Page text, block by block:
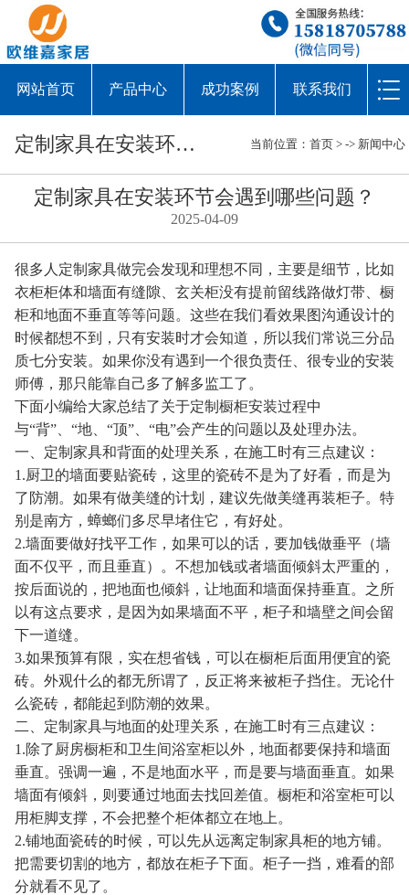
网站首页 产品中心 成功案例 联系我们
定制家具在安装环节会遇到哪些问题？ 当前位置： 首页 > -> 新闻中心
定制家具在安装环节会遇到哪些问题？
2025-04-09
很多人定制家具做完会发现和理想不同，主要是细节，比如
衣柜柜体和墙面有缝隙、玄关柜没有提前留线路做灯带、橱
柜和地面不垂直等等问题。这些在我们看效果图沟通设计的
时候都想不到，只有安装时才会知道，所以我们常说三分品
质七分安装。如果你没有遇到一个很负责任、很专业的安装
师傅，那只能靠自己多了解多监工了。
下面小编给大家总结了关于定制橱柜安装过程中
与“背”、“地、“顶”、“电”会产生的问题以及处理办法。
一、定制家具和背面的处理关系，在施工时有三点建议：
1.厨卫的墙面要贴瓷砖，这里的瓷砖不是为了好看，而是为
了防潮。如果有做美缝的计划，建议先做美缝再装柜子。特
别是南方，蟑螂们多尽早堵住它，有好处。
2.墙面要做好找平工作，如果可以的话，要加钱做垂平（墙
面不仅平，而且垂直）。不想加钱或者墙面倾斜太严重的，
按后面说的，把地面也倾斜，让地面和墙面保持垂直。之所
以有这点要求，是因为如果墙面不平，柜子和墙壁之间会留
下一道缝。
3.如果预算有限，实在想省钱，可以在橱柜后面用便宜的瓷
砖。外观什么的都无所谓了，反正将来被柜子挡住。无论什
么瓷砖，都能起到防潮的效果。
二、定制家具与地面的处理关系，在施工时有三点建议：
1.除了厨房橱柜和卫生间浴室柜以外，地面都要保持和墙面
垂直。强调一遍，不是地面水平，而是要与墙面垂直。如果
墙面有倾斜，则要通过地面去找回差值。橱柜和浴室柜可以
用柜脚支撑，不会把整个柜体都立在地上。
2.铺地面瓷砖的时候，可以先从远离定制家具柜的地方铺。
把需要切割的地方，都放在柜子下面。柜子一挡，难看的部
分就看不见了。